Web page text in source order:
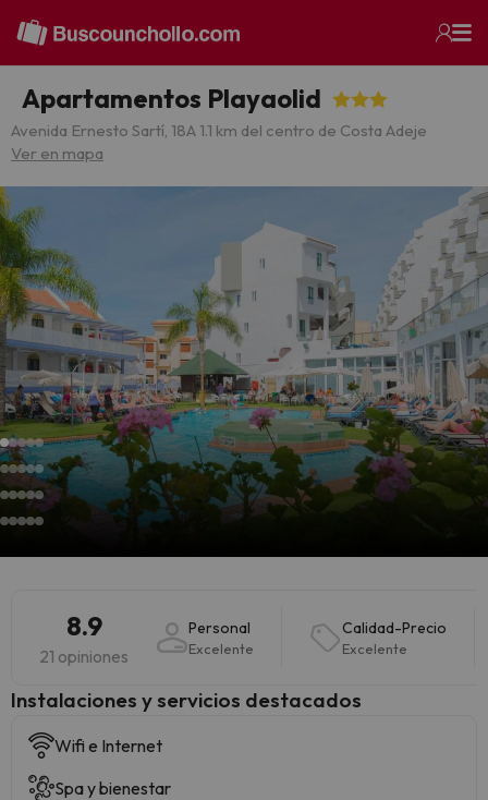
Apartamentos Playaolid
Avenida Ernesto Sartí, 18A 1.1 km del centro de Costa Adeje
Ver en mapa
8.9
21 opiniones
Personal
Excelente
Calidad-Precio
Excelente
Instalaciones y servicios destacados
Wifi e Internet
Spa y bienestar